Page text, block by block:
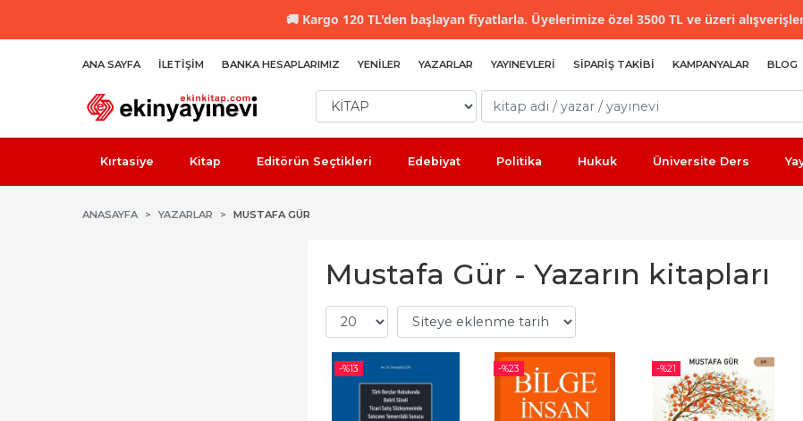
🚚 Kargo 120 TL'den başlayan fiyatlarla. Üyelerimize özel 3500 TL ve üzeri
ANA SAYFA İLETIŞIM BANKA HESAPLARIMIZ YENILER YAZARLAR YAYINEVLERI SIPARIŞ TAKIBI KAMPANYALAR BLOG
Kırtasiye Kitap Editörün Seçtikleri Edebiyat Politika Hukuk Üniversite Ders
ANASAYFA YAZARLAR MUSTAFA GÜR
Mustafa Gür - Yazarın kitapları
-%13 -%23 -%21